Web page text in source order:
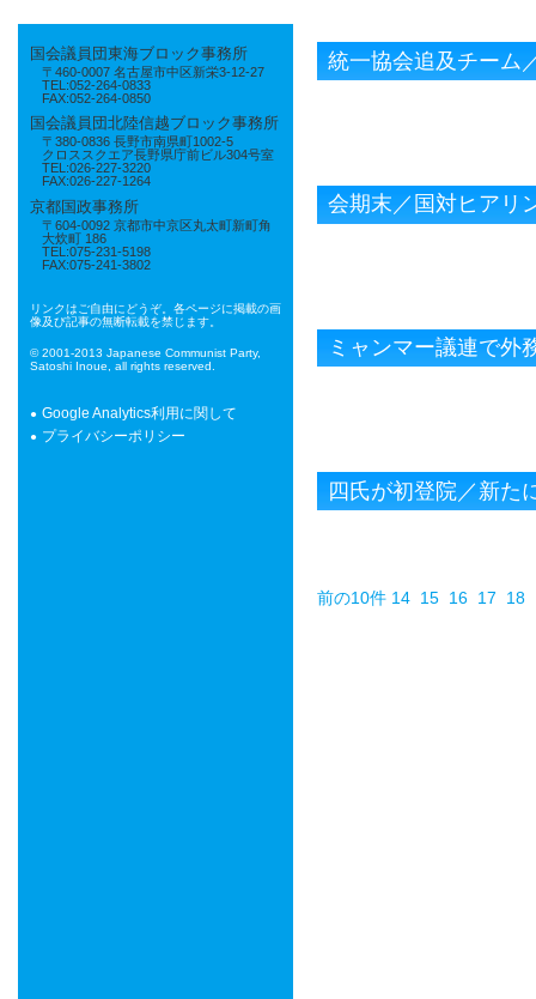
国会議員団東海ブロック事務所
〒460-0007 名古屋市中区新栄3-12-27
TEL:052-264-0833
FAX:052-264-0850
国会議員団北陸信越ブロック事務所
〒380-0836 長野市南県町1002-5
クロススクエア長野県庁前ビル304号室
TEL:026-227-3220
FAX:026-227-1264
京都国政事務所
〒604-0092 京都市中京区丸太町新町角
大炊町 186
TEL:075-231-5198
FAX:075-241-3802
リンクはご自由にどうぞ。各ページに掲載の画
像及び記事の無断転載を禁じます。
© 2001-2013 Japanese Communist Party,
Satoshi Inoue, all rights reserved.
Google Analytics利用に関して
プライバシーポリシー
統一協会追及チーム
会期末／国対ヒアリ
ミャンマー議連で外
四氏が初登院／新た
前の10件 14 15 16 17 18